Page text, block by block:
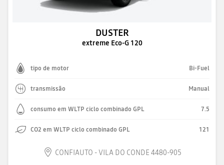
DUSTER
extreme Eco-G 120
tipo de motor Bi-Fuel
transmissão Manual
consumo em WLTP ciclo combinado GPL 7.5
CO2 em WLTP ciclo combinado GPL 121
CONFIAUTO - VILA DO CONDE 4480-905